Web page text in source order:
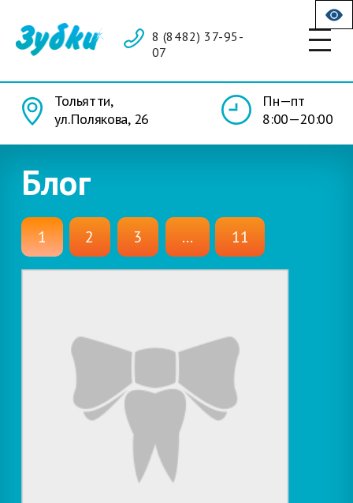
8 (8482) 37-95-
07
Тольятти,
ул.Полякова, 26
Пн—пт
8:00—20:00
Блог
1 2 3 ... 11